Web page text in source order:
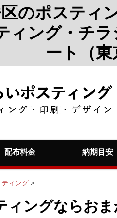
のポスティ
ィング・チ
ート（
配布料金 納期目安
ィング >
ィングならお